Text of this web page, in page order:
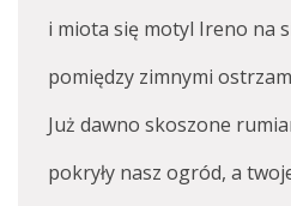
i miota się motyl Ireno na
pomiędzy zimnymi
Już dawno skoszone
pokryły nasz ogród, a